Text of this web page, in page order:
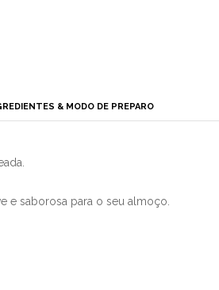
& MODO DE PREPARO
e saborosa para o seu almoço.